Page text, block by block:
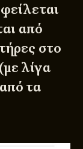
από
στο
λίγα
τα